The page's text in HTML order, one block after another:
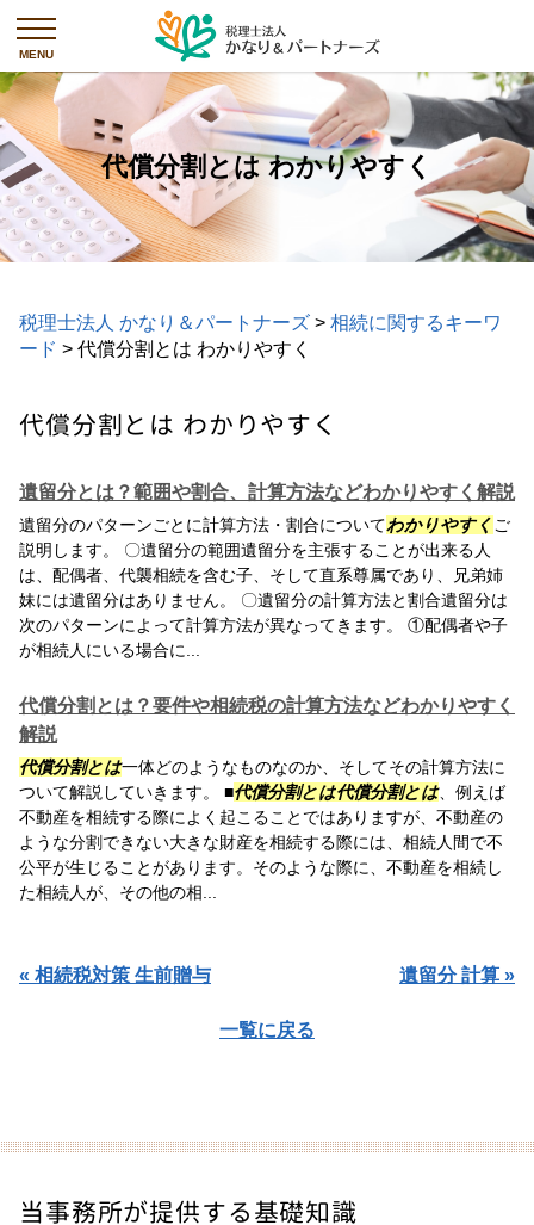
代償分割とは わかりやすく
税理士法人 かなり＆パートナーズ > 相続に関するキーワ
ード > 代償分割とは わかりやすく
代償分割とは わかりやすく
遺留分とは？範囲や割合、計算方法などわかりやすく解説
遺留分のパターンごとに計算方法・割合についてわかりやすく ご
説明します。 〇遺留分の範囲遺留分を主張することが出来る人
は、配偶者、代襲相続を含む子、そして直系尊属であり、兄弟姉
妹には遺留分はありません。 〇遺留分の計算方法と割合遺留分は
次のパターンによって計算方法が異なってきます。 ①配偶者や子
が相続人にいる場合に...
代償分割とは？要件や相続税の計算方法などわかりやすく
解説
代償分割とは一体どのようなものなのか、そしてその計算方法に
ついて解説していきます。 ■代償分割とは代償分割とは、例えば
不動産を相続する際によく起こることではありますが、不動産の
ような分割できない大きな財産を相続する際には、相続人間で不
公平が生じることがあります。そのような際に、不動産を相続し
た相続人が、その他の相...
« 相続税対策 生前贈与 遺留分 計算 »
一覧に戻る
当事務所が提供する基礎知識